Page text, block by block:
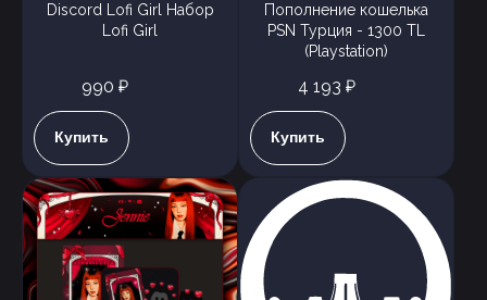
Discord Lofi Girl Набор
Lofi Girl
990 ₽
Купить
Пополнение кошелька
PSN Турция - 1300 TL
(Playstation)
4 193 ₽
Купить